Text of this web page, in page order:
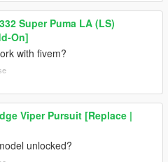
Super Puma LA (LS)
On]
with fivem?
Viper Pursuit [Replace |
unlocked?